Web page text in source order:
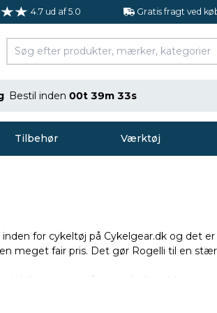
4.7 ud af 5.0 Gratis fragt ved
Bestil inden00t 39m 32s
Tilbehør Værktøj
for cykeltøj på Cykelgear.dk og det
meget fair pris. Det gør Rogelli til en
såsom cykelhandsker,
Det giver dig mulighed for at